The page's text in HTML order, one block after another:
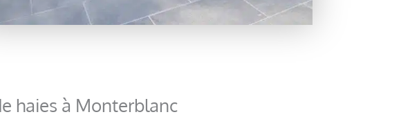
haies à Monterblanc